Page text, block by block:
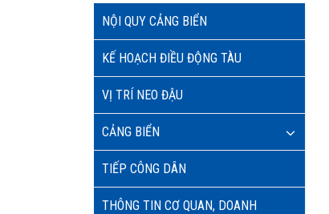
NỘI QUY CẢNG BIỂN
KẾ HOẠCH ĐIỀU ĐỘNG TÀU
VỊ TRÍ NEO ĐẬU
CẢNG BIỂN
TIẾP CÔNG DÂN
THÔNG TIN CƠ QUAN, DOANH